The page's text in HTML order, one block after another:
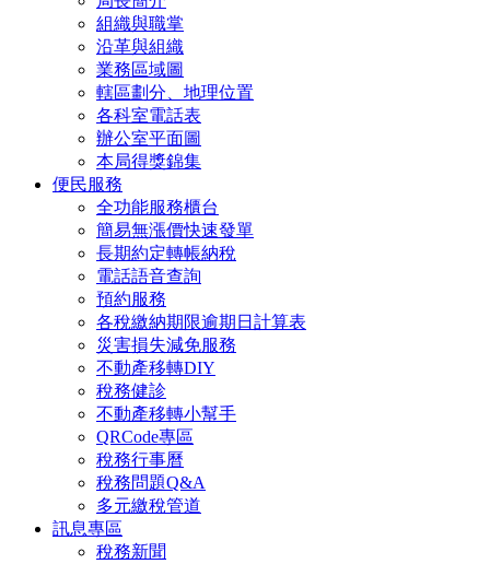
組織與職掌
沿革與組織
業務區域圖
轄區劃分、地理位置
各科室電話表
辦公室平面圖
本局得獎錦集
便民服務
全功能服務櫃台
簡易無漲價快速發單
長期約定轉帳納稅
電話語音查詢
預約服務
各稅繳納期限逾期日計算表
災害損失減免服務
不動產移轉DIY
稅務健診
不動產移轉小幫手
QRCode專區
稅務行事曆
稅務問題Q&A
多元繳稅管道
訊息專區
稅務新聞